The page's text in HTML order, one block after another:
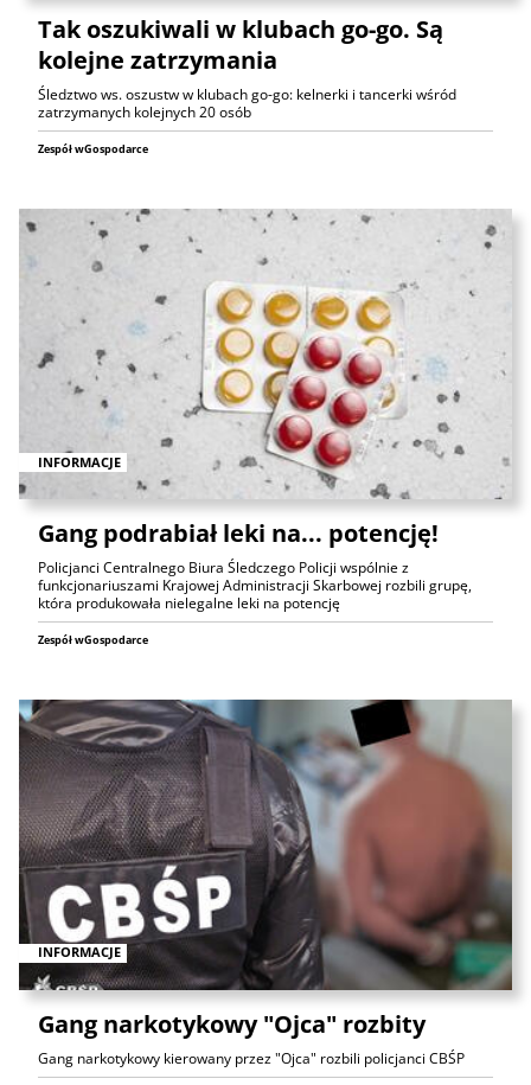
Tak oszukiwali w klubach go-go. Są
kolejne zatrzymania
Śledztwo ws. oszustw w klubach go-go: kelnerki i tancerki wśród
zatrzymanych kolejnych 20 osób
Zespół wGospodarce
INFORMACJE
Gang podrabiał leki na... potencję!
Policjanci Centralnego Biura Śledczego Policji wspólnie z
funkcjonariuszami Krajowej Administracji Skarbowej rozbili grupę,
która produkowała nielegalne leki na potencję
Zespół wGospodarce
INFORMACJE
Gang narkotykowy "Ojca" rozbity
Gang narkotykowy kierowany przez "Ojca" rozbili policjanci CBŚP